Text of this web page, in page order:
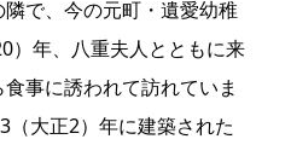
で、今の元町・遺愛幼稚
）年、八重夫人とともに来
事に誘われて訪れていま
大正2）年に建築された